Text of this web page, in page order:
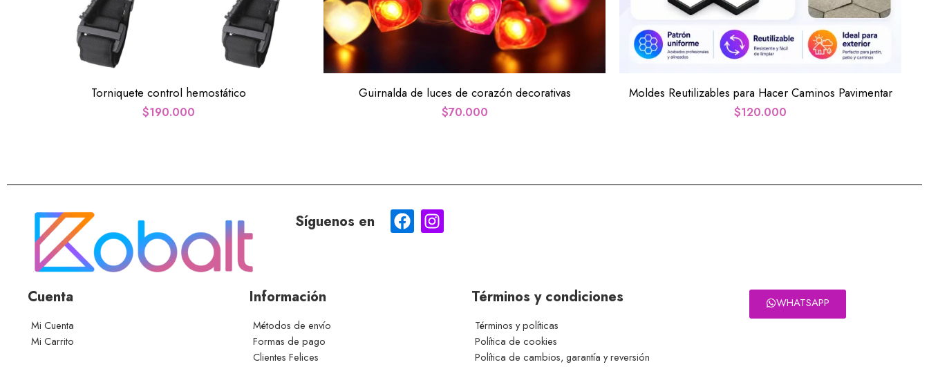
Torniquete control hemostático
$190.000
Guirnalda de luces de corazón decorativas
$70.000
Moldes Reutilizables para Hacer Caminos Pavimentar
$120.000
Síguenos en
Cuenta
Mi Cuenta
Mi Carrito
Información
Métodos de envío
Formas de pago
Clientes Felices
Términos y condiciones
Términos y políticas
Política de cookies
Política de cambios, garantía y reversión
WHATSAPP